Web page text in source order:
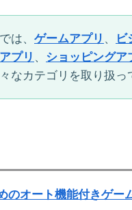
では、 ゲームアプリ 、
ビ
プリ 、 ショッピングア
なカテゴリを取り扱
のオート機能付きゲー